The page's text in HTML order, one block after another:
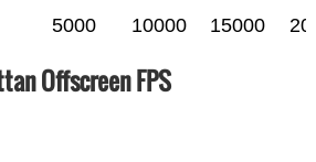
5000 10000 15000
Offscreen FPS